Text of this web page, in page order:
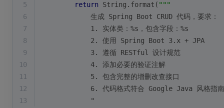
5
return String.format( "" "
6
            生成 Spring Boot CRUD 代码，要求：
7
            1. 实体类：%s，包含字段：%s
8
            2. 使用 Spring Boot 3.x + JPA
9
            3. 遵循 RESTful 设计规范
10
            4. 添加必要的验证注解
11
            5. 包含完整的增删改查接口
12
            6. 代码格式符合 Google Java 风格指南
13
            "